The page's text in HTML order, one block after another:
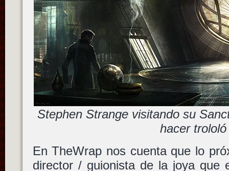
Stephen Strange visitando su
hacer trololó
En TheWrap nos cuenta que lo
director / guionista de la joya que